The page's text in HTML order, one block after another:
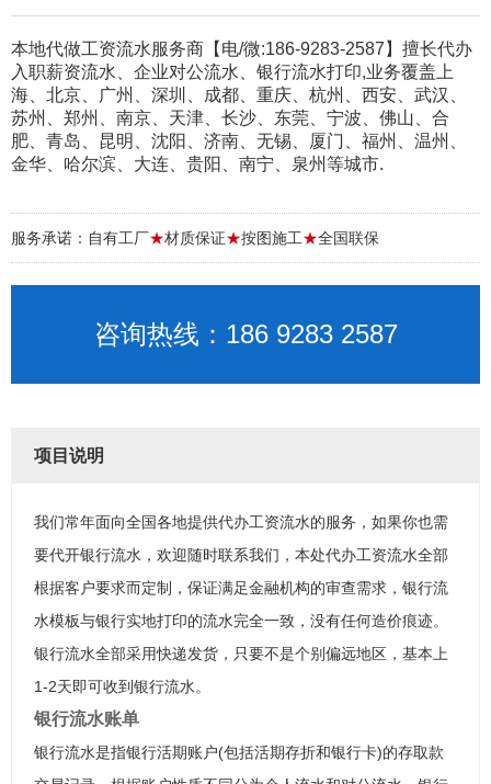
本地代做工资流水服务商【电/微:186-9283-2587】擅长代办
入职薪资流水、企业对公流水、银行流水打印,业务覆盖上
海、北京、广州、深圳、成都、重庆、杭州、西安、武汉、
苏州、郑州、南京、天津、长沙、东莞、宁波、佛山、合
肥、青岛、昆明、沈阳、济南、无锡、厦门、福州、温州、
金华、哈尔滨、大连、贵阳、南宁、泉州等城市.
服务承诺：自有工厂★材质保证★按图施工★全国联保
咨询热线：186 9283 2587
项目说明
我们常年面向全国各地提供代办工资流水的服务，如果你也需
要代开银行流水，欢迎随时联系我们，本处代办工资流水全部
根据客户要求而定制，保证满足金融机构的审查需求，银行流
水模板与银行实地打印的流水完全一致，没有任何造价痕迹。
银行流水全部采用快递发货，只要不是个别偏远地区，基本上
1-2天即可收到银行流水。
银行流水账单
银行流水是指银行活期账户(包括活期存折和银行卡)的存取款